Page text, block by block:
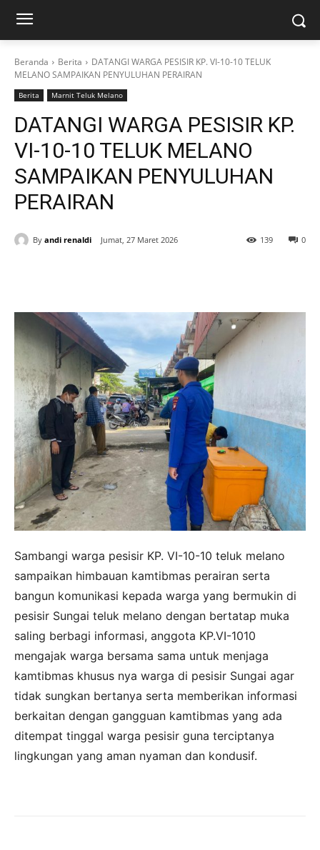
Beranda Berita
DATANGI WARGA PESISIR KP. VI-10-10 TELUK
MELANO SAMPAIKAN PENYULUHAN PERAIRAN
Berita Marnit Teluk Melano
DATANGI WARGA PESISIR KP.
VI-10-10 TELUK MELANO
SAMPAIKAN PENYULUHAN
PERAIRAN
By andi renaldi Jumat, 27 Maret 2026 0
139
Sambangi warga pesisir KP. VI-10-10 teluk melano
sampaikan himbauan kamtibmas perairan serta
bangun komunikasi kepada warga yang bermukin di
pesisir Sungai teluk melano dengan bertatap muka
saling berbagi informasi, anggota KP.VI-1010
mengajak warga bersama sama untuk menjaga
kamtibmas khusus nya warga di pesisir Sungai agar
tidak sungkan bertanya serta memberikan informasi
berkaitan dengan gangguan kamtibmas yang ada
ditempat tinggal warga pesisir guna terciptanya
lingkungan yang aman nyaman dan kondusif.